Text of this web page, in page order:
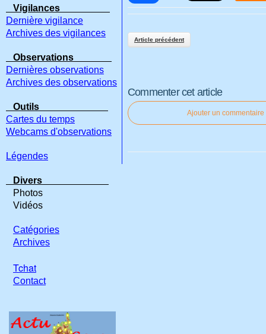
Article précédent
Commenter cet article
Ajouter un commentaire
Vigilances
Dernière vigilance
Archives des vigilances
Observations
Dernières observations
Archives des observations
Outils
Cartes du temps
Webcams d'observations
Légendes
Divers
Photos
Vidéos
Catégories
Archives
Tchat
Contact